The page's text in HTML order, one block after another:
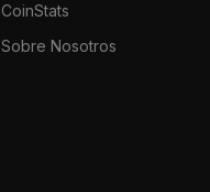
CoinStats
Sobre Nosotros